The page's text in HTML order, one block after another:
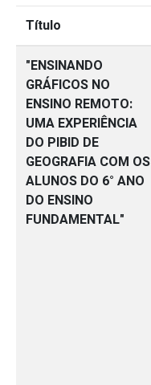
Título
"ENSINANDO
GRÁFICOS NO
ENSINO REMOTO:
UMA EXPERIÊNCIA
DO PIBID DE
GEOGRAFIA COM OS
ALUNOS DO 6° ANO
DO ENSINO
FUNDAMENTAL"